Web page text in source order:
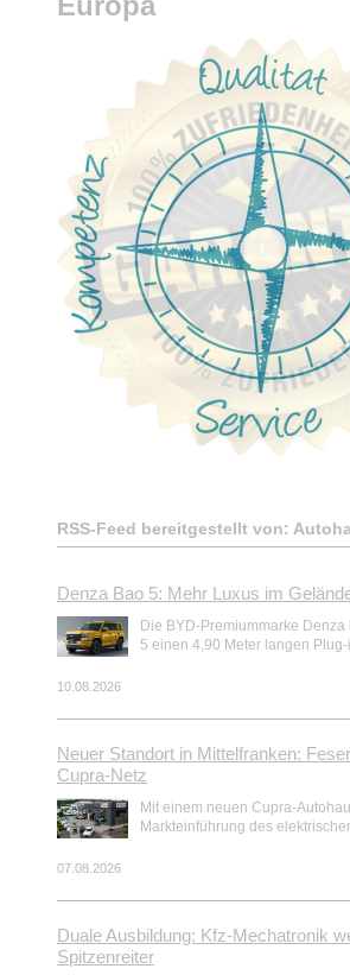
RSS-Feed bereitgestellt von:
Denza Bao 5: Mehr Luxus im
Die BYD-Premiummarke Denza
5 einen 4,90 Meter langen Plug-
10.08.2026
Neuer Standort in Mittelfranken:
Cupra-Netz
Mit einem neuen Cupra-
Markteinführung des
07.08.2026
Duale Ausbildung: Kfz-Mechatronik
Spitzenreiter